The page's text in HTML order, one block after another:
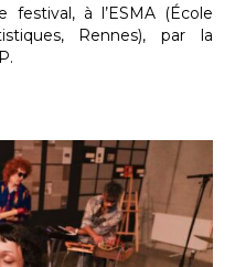
festival, à l’ESMA (École
Rennes), par la